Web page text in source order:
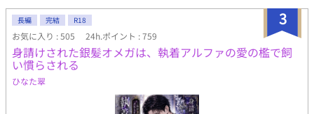
ク、紫の瞳を持つスーパーαのエリートの瑛士さんの、超高級マン
ション。最上階の隣の部屋。もし番になりたい人が居たら一緒に
暮らしてもいいよとか言うけど、一番勉強がしたいので！ 恋と
か分からないしと断る。 表に夫夫アピールはするけど、それ以外
は絡む必要もない、はずだったのに、なぜか瑛士さんは、オレの
部屋を訪ねてくる。そんな豪華でもない普通のオレのご飯を一緒
に食べるようになる。勉強してる横で、瑛士さんも仕事してる。
「何でここに？」「居心地よくて」「いいですけど」そんな日々
3
長編 完結 R18
お気に入り : 505 24h.ポイント : 759
身請けされた銀髪オメガは、執着アルファの愛の檻で飼
い慣らされる
ひなた翠